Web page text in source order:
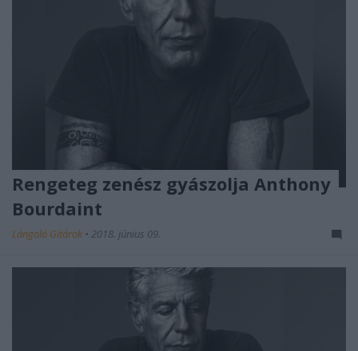
Rengeteg zenész gyászolja Anthony
Bourdaint
Lángoló Gitárok • 2018. június 09.